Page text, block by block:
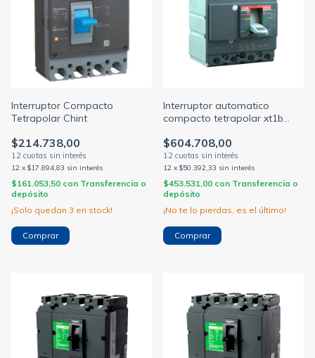
Interruptor Compacto
Tetrapolar Chint
$214.738,00
12 x $17.894,83 sin interés
$161.053,50 con Transferencia o
depósito
¡Solo quedan 3 en stock!
Comprar
Interruptor automatico
compacto tetrapolar xt1b
88-125a (ABB)
$604.708,00
12 x $50.392,33 sin interés
$453.531,00 con Transferencia o
depósito
¡No te lo pierdas, es el último!